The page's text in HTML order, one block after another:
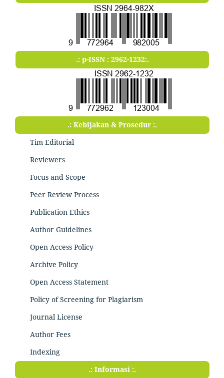
.: p-ISSN : 2962-1232:.
.: Kebijakan & Prosedur :.
Tim Editorial
Reviewers
Focus and Scope
Peer Review Process
Publication Ethics
Author Guidelines
Open Access Policy
Archive Policy
Open Access Statement
Policy of Screening for Plagiarism
Journal License
Author Fees
Indexing
.: Informasi :.